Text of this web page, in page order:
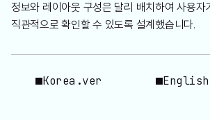
정보와 레이아웃 구성은 달리 배치하여 사용자
직관적으로 확인할 수 있도록 설계했습니다.
Korea.ver